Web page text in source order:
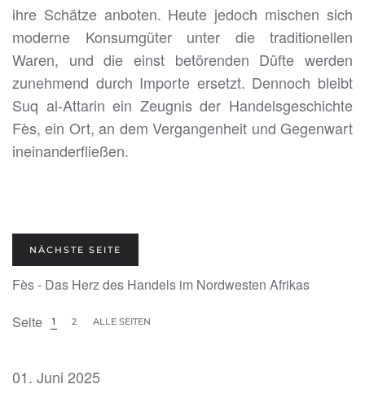
ihre Schätze anboten. Heute jedoch mischen sich
moderne Konsumgüter unter die traditionellen
Waren, und die einst betörenden Düfte werden
zunehmend durch Importe ersetzt. Dennoch bleibt
Suq al-Attarin ein Zeugnis der Handelsgeschichte
Fès, ein Ort, an dem Vergangenheit und Gegenwart
ineinanderfließen.
NÄCHSTE SEITE
Fès - Das Herz des Handels im Nordwesten Afrikas
Seite
1 2 ALLE SEITEN
01. Juni 2025